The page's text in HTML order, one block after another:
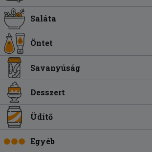
Saláta
Öntet
Savanyúság
Desszert
Üdítő
Egyéb